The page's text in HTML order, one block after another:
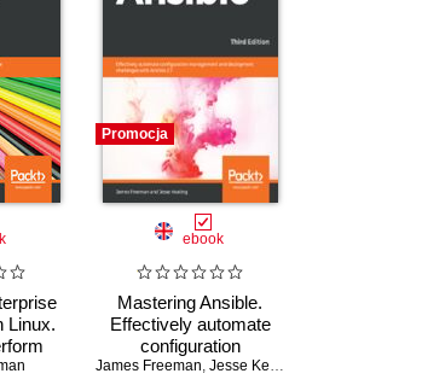
Linux.
Promocja
ebook
Mastering Ansible.
Effectively automate
configuration
management and
James Freeman, Jesse Keating